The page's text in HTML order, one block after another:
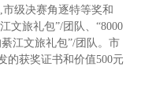
级决赛角逐特等奖和
文旅礼包”/团队、“8000
江文旅礼包”/团队。市
的获奖证书和价值500元